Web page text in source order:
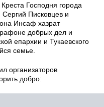
Господня города
Писковцев и
Инсаф хазрат
добрых дел и
епархии и Тукаевского
семье.
организаторов
добро: